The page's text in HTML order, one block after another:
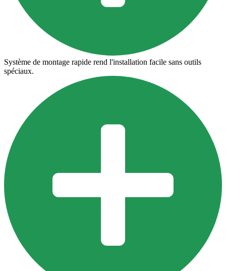
Système de montage rapide rend l'installation facile sans outils
spéciaux.